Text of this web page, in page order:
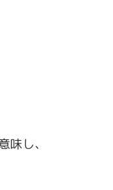
し、